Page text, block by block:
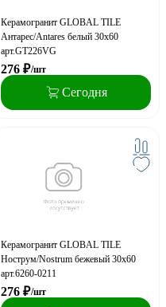
Керамогранит GLOBAL TILE
Антарес/Antares белый 30x60
арт.GT226VG
276 ₽/шт
Сегодня
Керамогранит GLOBAL TILE
Нострум/Nostrum бежевый 30x60
арт.6260-0211
276 ₽/шт